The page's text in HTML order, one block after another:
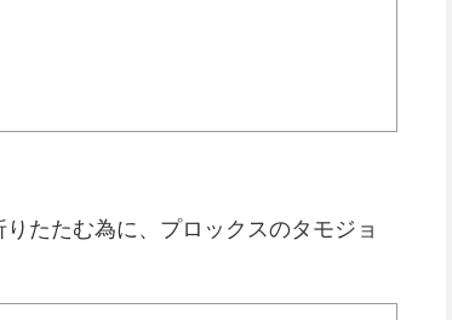
たたむ為に、プロックスのタモジョ